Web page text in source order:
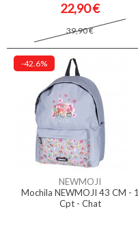
22,90 €
39,90 €
-42.6%
NEWMOJI
Mochila NEWMOJI 43 CM - 1
Cpt - Chat